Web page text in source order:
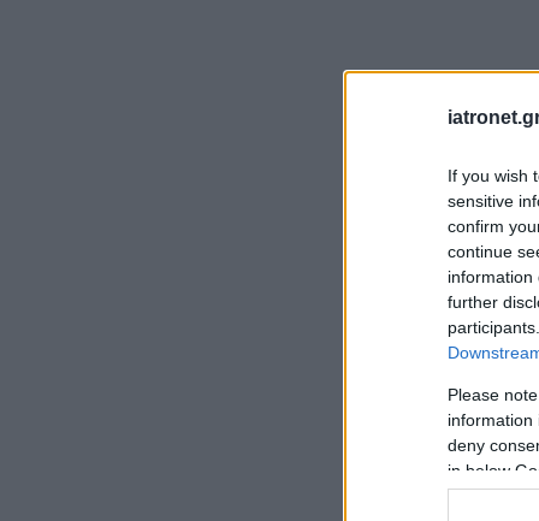
If you wish
sensitive
confirm
continue
information
further
Please
information
deny
in below